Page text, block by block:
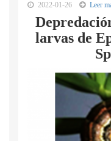
2022-01-26 Leer
larvas de